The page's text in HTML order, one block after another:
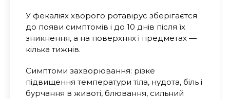
У фекаліях хворого ротавірус зберігаєтся
до появи симптомів і до 10 днів після їх
зникнення, а на поверхнях і предметах —
кілька тижнів.
Симптоми захворювання: різке
підвищення температури тіла, нудота, біль і
бурчання в животі, блювання, сильний